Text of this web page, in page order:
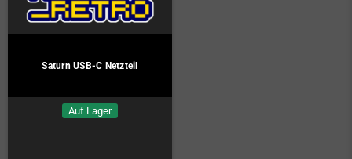
Saturn USB-C Netzteil
Auf Lager